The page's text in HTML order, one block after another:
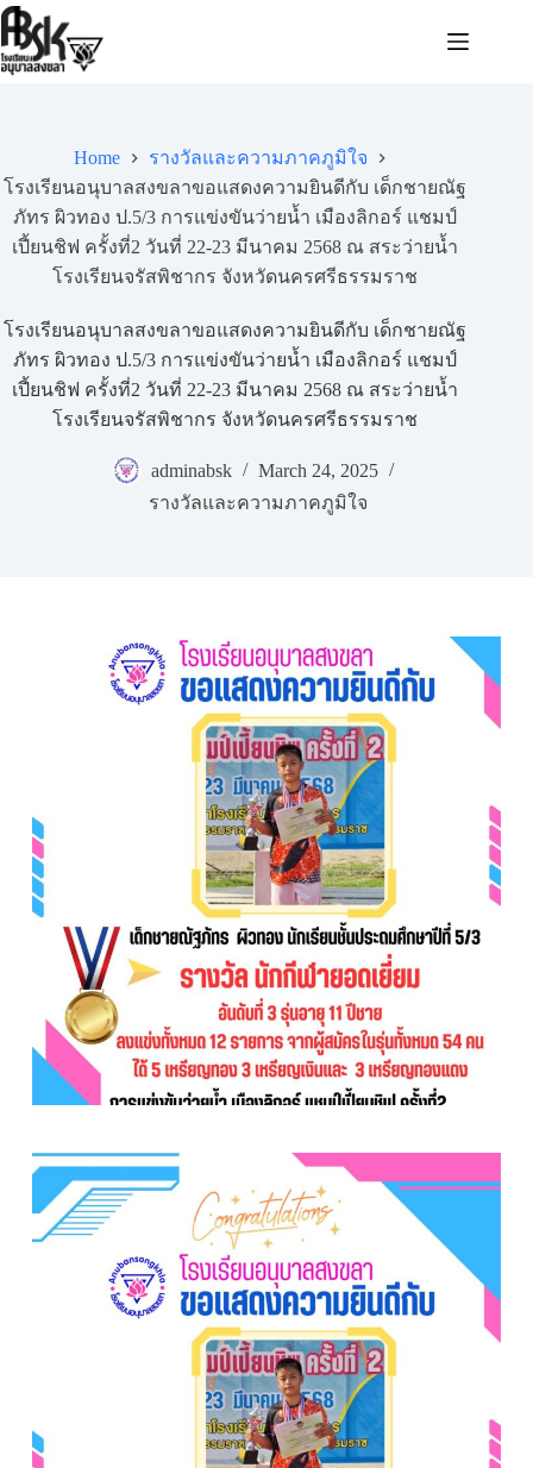
Home
รางวัลและความภาคภูมิใจ
โรงเรียนอนุบาลสงขลาขอแสดงความยินดีกับ เด็กชายณัฐ
ภัทร ผิวทอง ป.5/3 การแข่งขันว่ายน้ำ เมืองลิกอร์ แชมป์
เปี้ยนชิฟ ครั้งที่2 วันที่ 22-23 มีนาคม 2568 ณ สระว่ายน้ำ
โรงเรียนจรัสพิชากร จังหวัดนครศรีธรรมราช
โรงเรียนอนุบาลสงขลาขอแสดงความยินดีกับ เด็กชายณัฐ
ภัทร ผิวทอง ป.5/3 การแข่งขันว่ายน้ำ เมืองลิกอร์ แชมป์
เปี้ยนชิฟ ครั้งที่2 วันที่ 22-23 มีนาคม 2568 ณ สระว่ายน้ำ
โรงเรียนจรัสพิชากร จังหวัดนครศรีธรรมราช
adminabsk
March 24, 2025
รางวัลและความภาคภูมิใจ